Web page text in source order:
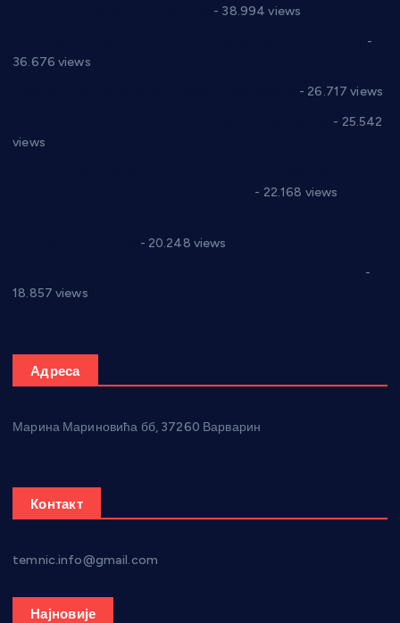
- 38.994 views
-
36.676 views
- 26.717 views
- 25.542
views
- 22.168 views
- 20.248 views
-
18.857 views
Адреса
Марина Мариновића бб, 37260 Варварин
Контакт
temnic.info@gmail.com
Најновије